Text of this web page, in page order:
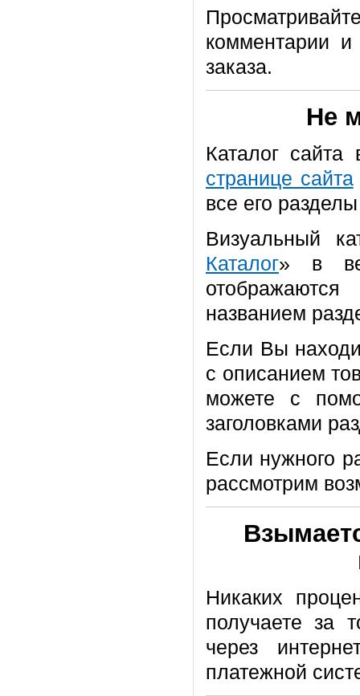
комментарии
заказа.
Не
Каталог
странице сайта
все его
Визуальный
Каталог» в
названием
Если Вы
с описанием
можете с
заголовками
Если нужного
рассмотрим
Никаких
получаете за
через
платежной